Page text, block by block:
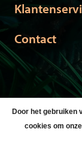
Contact
© Copyright
Door het gebruiken
cookies om